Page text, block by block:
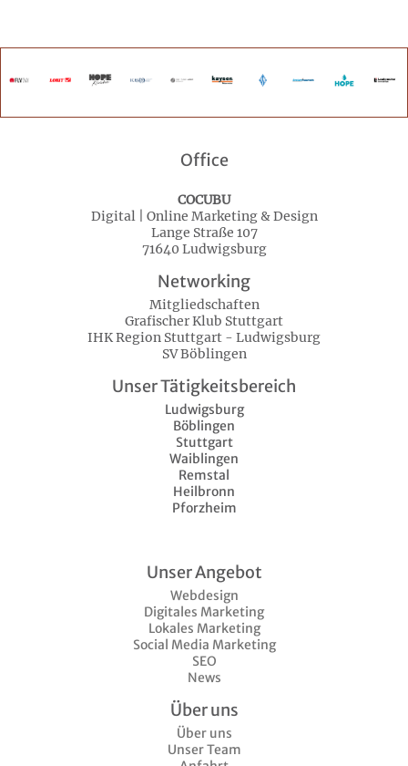
Office
COCUBU
Digital | Online Marketing & Design
Lange Straße 107
71640 Ludwigsburg
Networking
Mitgliedschaften
Grafischer Klub Stuttgart
IHK Region Stuttgart - Ludwigsburg
SV Böblingen
Unser Tätigkeitsbereich
Ludwigsburg
Böblingen
Stuttgart
Waiblingen
Remstal
Heilbronn
Pforzheim
Unser Angebot
Webdesign
Digitales Marketing
Lokales Marketing
Social Media Marketing
SEO
News
Über uns
Über uns
Unser Team